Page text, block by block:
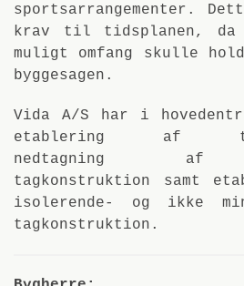
sportsarrangementer.
krav til tidsplanen,
muligt omfang skulle
byggesagen.
Vida A/S har i
etablering af
nedtagning af
tagkonstruktion samt
isolerende- og ikke
tagkonstruktion.